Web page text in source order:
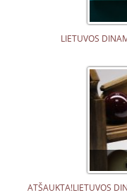
LIETUVOS
ATŠAUKTA!LIETUVOS